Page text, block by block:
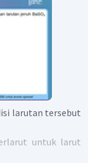
larutan tersebut
untuk larut